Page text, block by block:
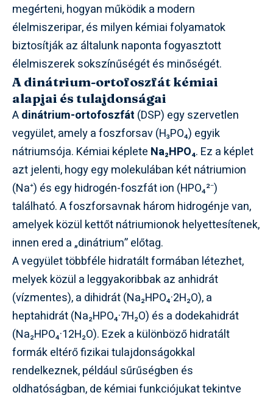
megérteni, hogyan működik a modern
élelmiszeripar, és milyen kémiai folyamatok
biztosítják az általunk naponta fogyasztott
élelmiszerek sokszínűségét és minőségét.
A dinátrium-ortofoszfát kémiai
alapjai és tulajdonságai
Adinátrium-ortofoszfát (DSP) egy szervetlen
vegyület, amely a foszforsav (H₃PO₄) egyik
nátriumsója. Kémiai képlete Na₂HPO₄. Ez a képlet
azt jelenti, hogy egy molekulában két nátriumion
(Na⁺) és egy hidrogén-foszfát ion (HPO₄²⁻)
található. A foszforsavnak három hidrogénje van,
amelyek közül kettőt nátriumionok helyettesítenek,
innen ered a „dinátrium” előtag.
A vegyület többféle hidratált formában létezhet,
melyek közül a leggyakoribbak az anhidrát
(vízmentes), a dihidrát (Na₂HPO₄·2H₂O), a
heptahidrát (Na₂HPO₄·7H₂O) és a dodekahidrát
(Na₂HPO₄·12H₂O). Ezek a különböző hidratált
formák eltérő fizikai tulajdonságokkal
rendelkeznek, például sűrűségben és
oldhatóságban, de kémiai funkciójukat tekintve